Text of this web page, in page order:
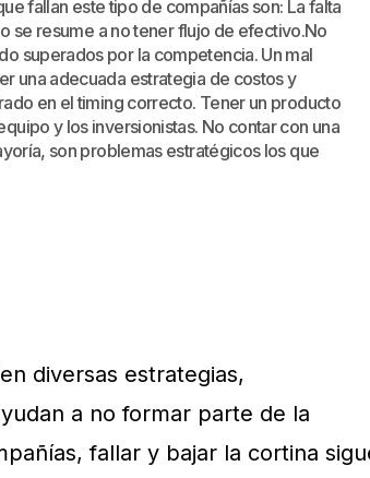
fallan este tipo de compañías son: La falta
se resume a no tener flujo de efectivo.No
superados por la competencia. Un mal
una adecuada estrategia de costos y
en el timing correcto. Tener un producto
y los inversionistas. No contar con una
son problemas estratégicos los que
diversas estrategias,
a no formar parte de la
fallar y bajar la cortina